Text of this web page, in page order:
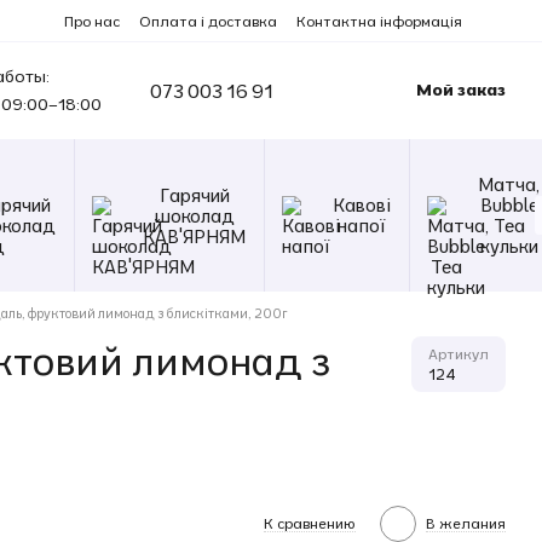
Про нас Оплата і доставка Контактна інформація
073 003 16 91 Мой заказ
Гарячий
шоколад
КАВ'ЯРНЯМ
Кавові
напої
Матча,
Bubble
Tea
кульки
фруктовий лимонад з блискітками, 200г
лимонад з Артикул
124
К сравнению В желания